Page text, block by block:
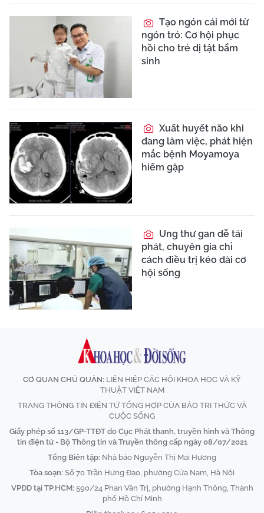
Tạo ngón cái mới từ
ngón trỏ: Cơ hội phục
hồi cho trẻ dị tật bẩm
sinh
Xuất huyết não khi
đang làm việc, phát hiện
mắc bệnh Moyamoya
hiếm gặp
Ung thư gan dễ tái
phát, chuyên gia chỉ
cách điều trị kéo dài cơ
hội sống
CƠ QUAN CHỦ QUẢN: LIÊN HIỆP CÁC HỘI KHOA HỌC VÀ KỸ
THUẬT VIỆT NAM
TRANG THÔNG TIN ĐIỆN TỬ TỔNG HỢP CỦA BÁO TRI THỨC VÀ
CUỘC SỐNG
Giấy phép số 113/GP-TTĐT do Cục Phát thanh, truyền hình và Thông
tin điện tử - Bộ Thông tin và Truyền thông cấp ngày 08/07/2021
Tổng Biên tập: Nhà báo Nguyễn Thị Mai Hương
Tòa soạn: Số 70 Trần Hưng Đạo, phường Cửa Nam, Hà Nội
VPĐD tại TP.HCM: 590/24 Phan Văn Trị, phường Hạnh Thông, Thành
phố Hồ Chí Minh